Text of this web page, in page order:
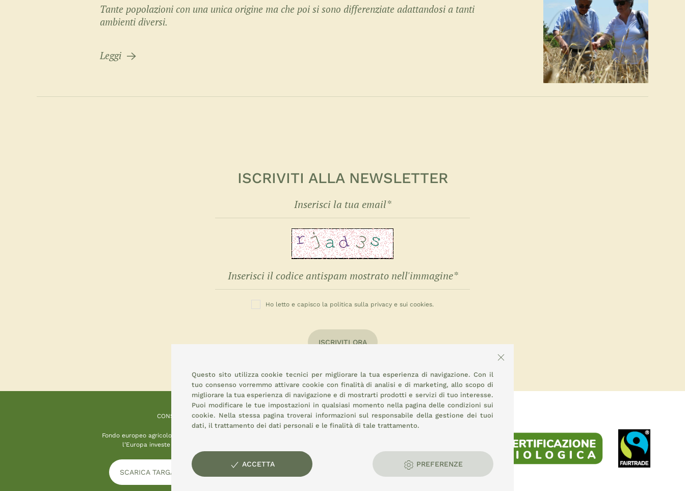
Tante popolazioni con una unica origine ma che poi si sono differenziate adattandosi a tanti
ambienti diversi.
Leggi
ISCRIVITI ALLA NEWSLETTER
Ho letto e capisco la politica sulla privacy e sui cookies.
ISCRIVITI ORA
CONSEMI
Fondo europeo agricolo per lo sviluppo rurale:
l’Europa investe nelle zone rurali
SCARICA TARGA INFORMATIVA
Questo sito utilizza cookie tecnici per migliorare la tua esperienza di navigazione. Con il
tuo consenso vorremmo attivare cookie con finalità di analisi e di marketing, allo scopo di
migliorare la tua esperienza di navigazione e di mostrarti prodotti e servizi di tuo interesse.
Puoi modificare le tue impostazioni in qualsiasi momento nella pagina delle condizioni sui
cookie. Nella stessa pagina troverai informazioni sul responsabile della gestione dei tuoi
dati, il trattamento dei dati personali e le finalità di tale trattamento.
ACCETTA PREFERENZE